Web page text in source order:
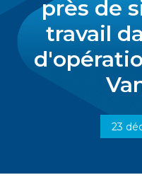
près de
travail
23